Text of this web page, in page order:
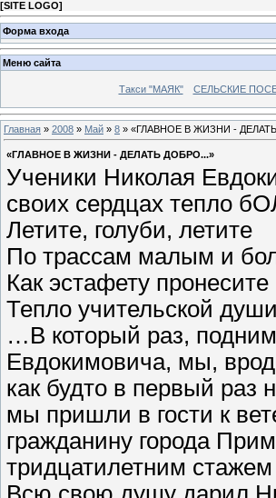
[SITE LOGO]
Форма входа
Меню сайта
Такси "МАЯК" СЕЛЬСКИЕ
Главная » 2008 » Май » 8 » «ГЛАВНОЕ В ЖИЗНИ -
«ГЛАВНОЕ В ЖИЗНИ - ДЕЛАТЬ ДОБРО...»
Ученики Николая
своих сердцах тепло
Летите, голуби, летите
По трассам малым и
Как эстафету пронесите
Тепло учительской
…В который раз,
Евдокимовича, мы,
как будто в первый
мы пришли в гости к
гражданину города
тридцатилетним